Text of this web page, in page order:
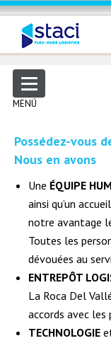
MENÚ
Possédez-vous
Nous en avons
Une ÉQUIPE
ainsi qu’un
notre avantage
Toutes les
dévouées au
ENTREPÔT
La Roca Del
accords avec les
TECHNOLOGIE